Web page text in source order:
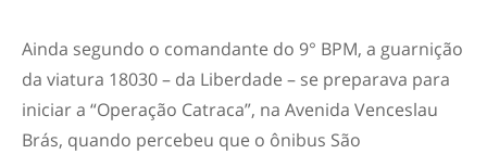
Ainda segundo o comandante do 9° BPM, a guarnição
da viatura 18030 – da Liberdade – se preparava para
iniciar a “Operação Catraca”, na Avenida Venceslau
Brás, quando percebeu que o ônibus São